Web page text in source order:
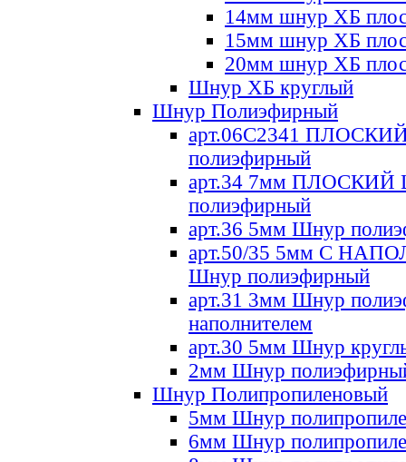
14мм шнур ХБ
15мм шнур ХБ
20мм шнур ХБ
Шнур ХБ круглый
Шнур Полиэфирный
арт.06С2341
полиэфирный
арт.34 7мм ПЛОСКИЙ
полиэфирный
арт.36 5мм Шнур
арт.50/35 5мм С
Шнур полиэфирный
арт.31 3мм Шнур
наполнителем
арт.30 5мм Шнур
2мм Шнур
Шнур Полипропиленовый
5мм Шнур
6мм Шнур